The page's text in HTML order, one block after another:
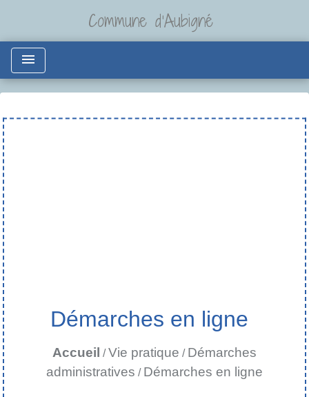
Commune d'Aubigné
menu
Démarches en ligne
Accueil /Vie pratique / Démarches
administratives / Démarches en ligne